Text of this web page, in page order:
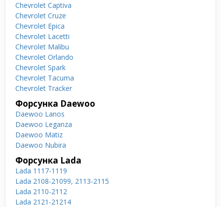
Chevrolet Captiva
Chevrolet Cruze
Chevrolet Epica
Chevrolet Lacetti
Chevrolet Malibu
Chevrolet Orlando
Chevrolet Spark
Chevrolet Tacuma
Chevrolet Tracker
Форсунка Daewoo
Daewoo Lanos
Daewoo Leganza
Daewoo Matiz
Daewoo Nubira
Форсунка Lada
Lada 1117-1119
Lada 2108-21099, 2113-2115
Lada 2110-2112
Lada 2121-21214